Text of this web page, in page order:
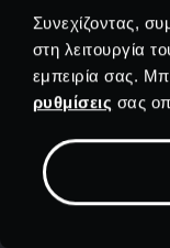
Συνεχίζοντας,
στη λειτουργία
εμπειρία σας.
ρυθμίσεις σας